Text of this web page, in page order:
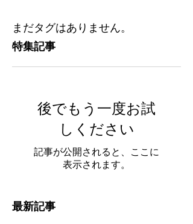
まだタグはありません。
特集記事
後でもう一度お試
しください
記事が公開されると、ここに
表示されます。
最新記事